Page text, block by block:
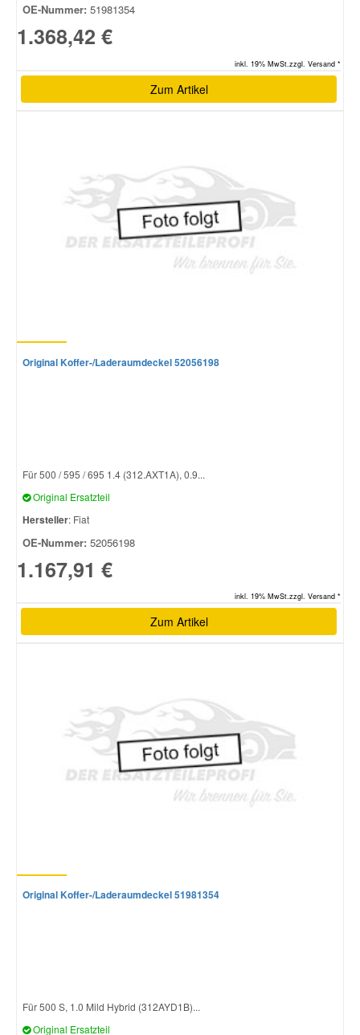
OE-Nummer: 51981354
1.368,42 €
inkl. 19% MwSt.zzgl. Versand *
Zum Artikel
Original Koffer-/Laderaumdeckel 52056198
Für 500 / 595 / 695 1.4 (312.AXT1A), 0.9...
Original Ersatzteil
Hersteller: Fiat
OE-Nummer: 52056198
1.167,91 €
inkl. 19% MwSt.zzgl. Versand *
Zum Artikel
Original Koffer-/Laderaumdeckel 51981354
Für 500 S, 1.0 Mild Hybrid (312AYD1B)...
Original Ersatzteil
Suzuki Ersatzteile
Volvo Ersatzteile